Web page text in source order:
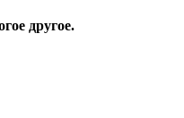
другое.